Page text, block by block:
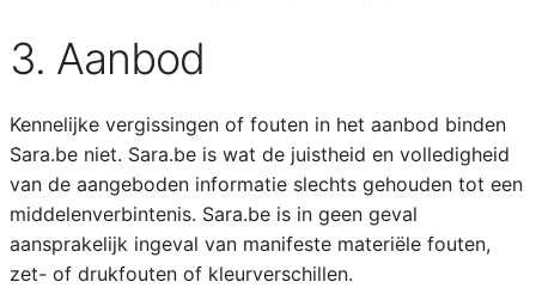
3. Aanbod
Kennelijke vergissingen of fouten in het aanbod binden
Sara.be niet. Sara.be is wat de juistheid en volledigheid
van de aangeboden informatie slechts gehouden tot een
middelenverbintenis. Sara.be is in geen geval
aansprakelijk ingeval van manifeste materiële fouten,
zet- of drukfouten of kleurverschillen.